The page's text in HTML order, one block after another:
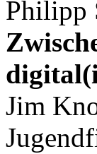
Philipp
Jim